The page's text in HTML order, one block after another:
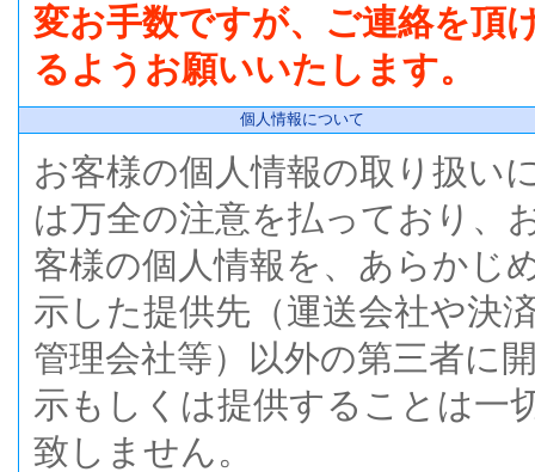
変お手数ですが、ご連絡を頂
るようお願いいたします。
個人情報について
お客様の個人情報の取り扱い
は万全の注意を払っており、
客様の個人情報を、あらかじ
示した提供先（運送会社や決
管理会社等）以外の第三者に
示もしくは提供することは一
致しません。